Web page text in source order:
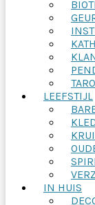
LEEFSTIJL
IN HUIS